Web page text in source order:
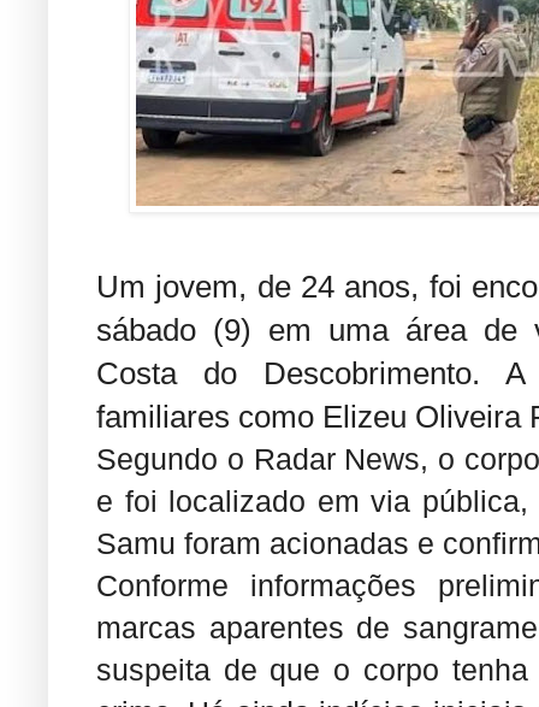
Um jovem, de 24 anos, foi
sábado (9) em uma área de
Costa do Descobrimento.
familiares como Elizeu Oliveira
Segundo o Radar News, o
e foi localizado em via
Samu foram acionadas e
Conforme informações
marcas aparentes de
suspeita de que o corpo